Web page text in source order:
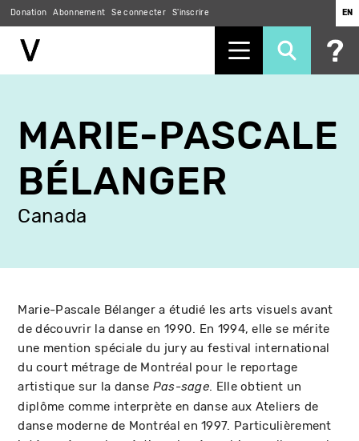
contenu
principal
Donation Abonnement Se connecter S'inscrire EN
MARIE-PASCALE
BÉLANGER
Canada
Marie-Pascale Bélanger a étudié les arts visuels avant
de découvrir la danse en 1990. En 1994, elle se mérite
une mention spéciale du jury au festival international
du court métrage de Montréal pour le reportage
artistique sur la danse Pas-sage. Elle obtient un
diplôme comme interprète en danse aux Ateliers de
danse moderne de Montréal en 1997. Particulièrement